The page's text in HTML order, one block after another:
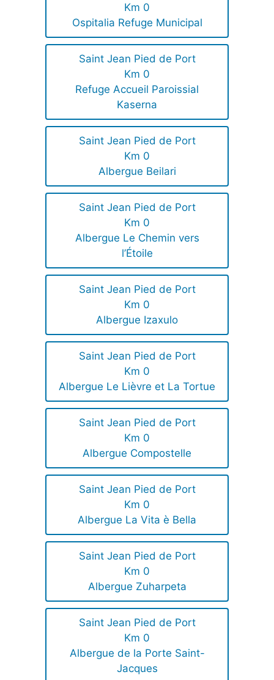
Km 0
Ospitalia Refuge Municipal
Saint Jean Pied de Port
Km 0
Refuge Accueil Paroissial
Kaserna
Saint Jean Pied de Port
Km 0
Albergue Beilari
Saint Jean Pied de Port
Km 0
Albergue Le Chemin vers
l’Étoile
Saint Jean Pied de Port
Km 0
Albergue Izaxulo
Saint Jean Pied de Port
Km 0
Albergue Le Lièvre et La Tortue
Saint Jean Pied de Port
Km 0
Albergue Compostelle
Saint Jean Pied de Port
Km 0
Albergue La Vita è Bella
Saint Jean Pied de Port
Km 0
Albergue Zuharpeta
Saint Jean Pied de Port
Km 0
Albergue de la Porte Saint-
Jacques